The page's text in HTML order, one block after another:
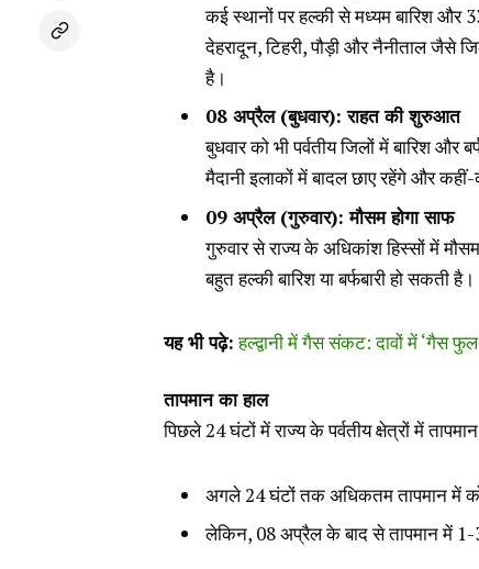
कई स्थानों पर हल्की से मध्यम बारिश और
देहरादून, टिहरी, पौड़ी और नैनीताल
है।
08 अप्रैल (बुधवार): राहत की शुरुआत
बुधवार को भी पर्वतीय जिलों में बारिश और
मैदानी इलाकों में बादल छाए रहेंगे और
09 अप्रैल (गुरुवार): मौसम होगा साफ
गुरुवार से राज्य के अधिकांश हिस्सों में
बहुत हल्की बारिश या बर्फबारी हो सकती है।
यह भी पढ़े: हल्द्वानी में गैस संकट: दावों में ‘गैस
तापमान का हाल
पिछले 24 घंटों में राज्य के पर्वतीय क्षेत्रों में
अगले 24 घंटों तक अधिकतम तापमान में
लेकिन, 08 अप्रैल के बाद से तापमान में 1-